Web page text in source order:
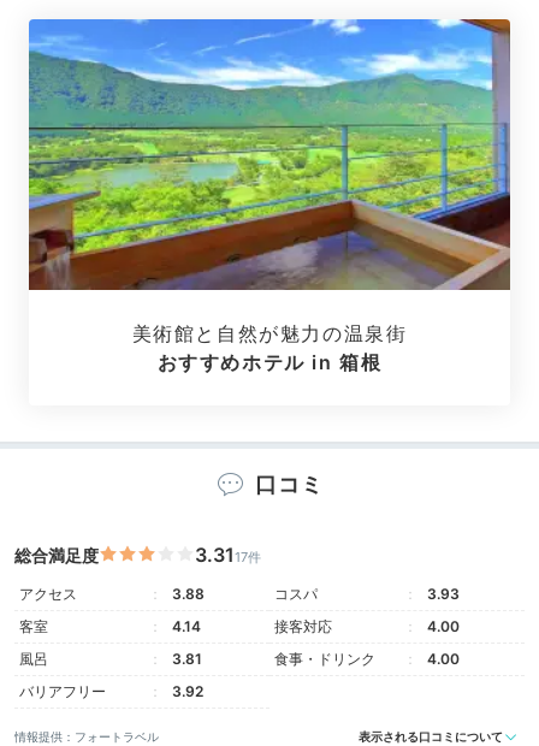
tekito_saiko
和室は広くて段差が少なく、よちよち歩きですぐ転ぶ娘
にぴったりでした。洗面台も広くて使いやすかったで
す。またウェルカムベビープランの特典も助かりまし
た。
+2
宿から箱根湯本駅まで徒歩約10分
のんびり食べ歩き♩
美術館と自然が魅力の温泉街
おすすめホテル in 箱根
口コミ
総合満足度 3.3117件
アクセス 3.88 コスパ
3.93
客室
4.14 接客対応
4.00
風呂
3.81 食事・ドリンク
4.00
バリアフリー
3.92
情報提供：フォートラベル 表示される口コミについて